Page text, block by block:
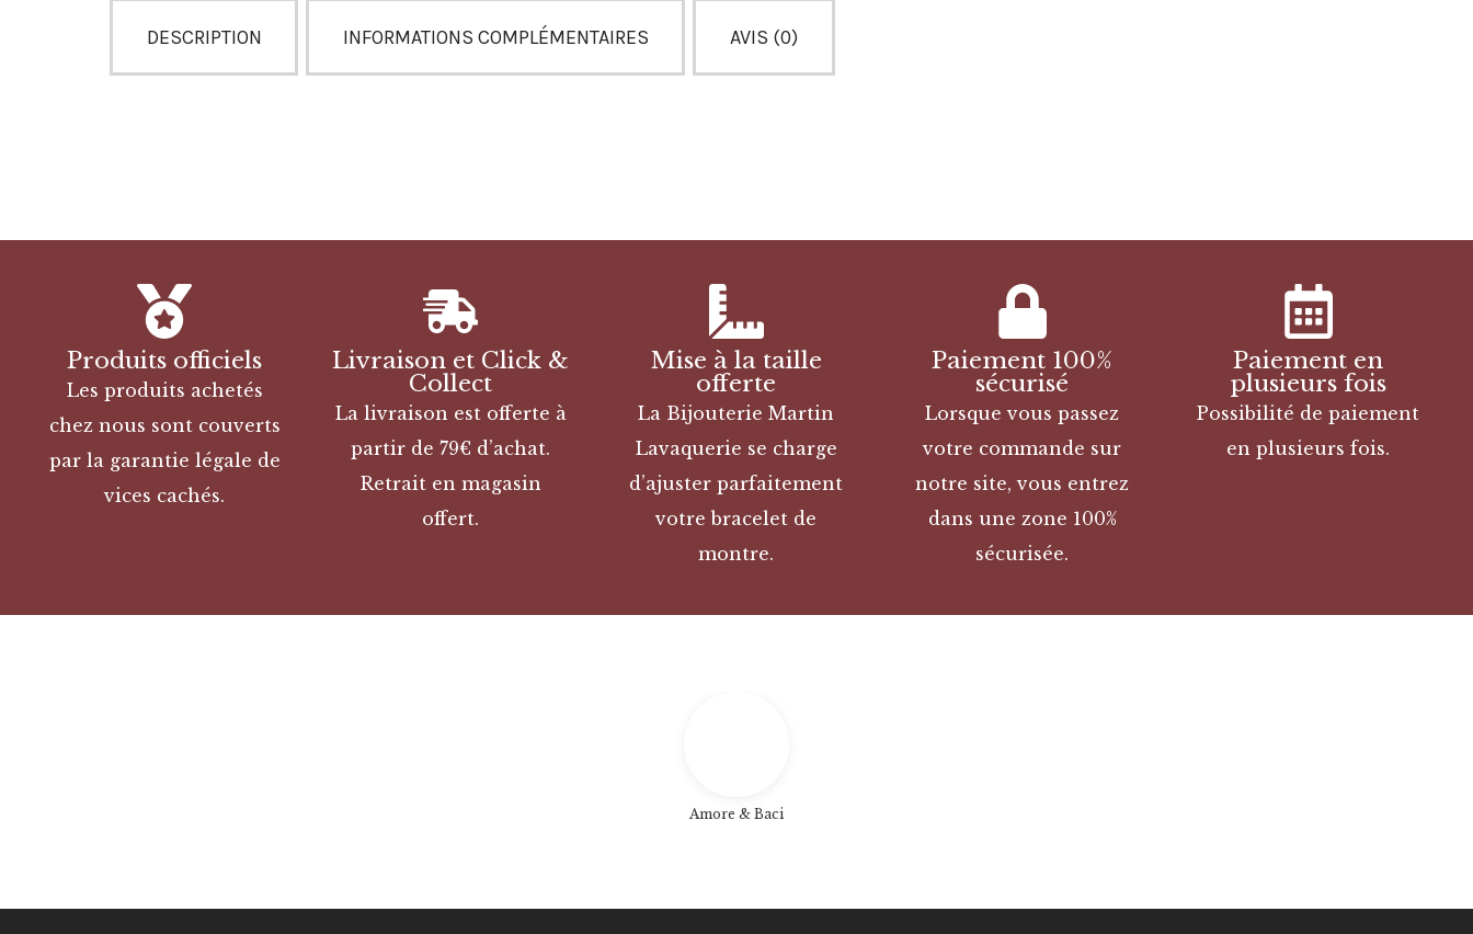
DESCRIPTION INFORMATIONS COMPLÉMENTAIRES AVIS (0)
Produits officiels
Les produits achetés
chez nous sont couverts
par la garantie légale de
vices cachés.
Livraison et Click &
Collect
La livraison est offerte à
partir de 79€ d’achat.
Retrait en magasin
offert.
Mise à la taille
offerte
La Bijouterie Martin
Lavaquerie se charge
d’ajuster parfaitement
votre bracelet de
montre.
Paiement 100%
sécurisé
Lorsque vous passez
votre commande sur
notre site, vous entrez
dans une zone 100%
sécurisée.
Paiement en
plusieurs fois
Possibilité de paiement
en plusieurs fois.
Amore & Baci